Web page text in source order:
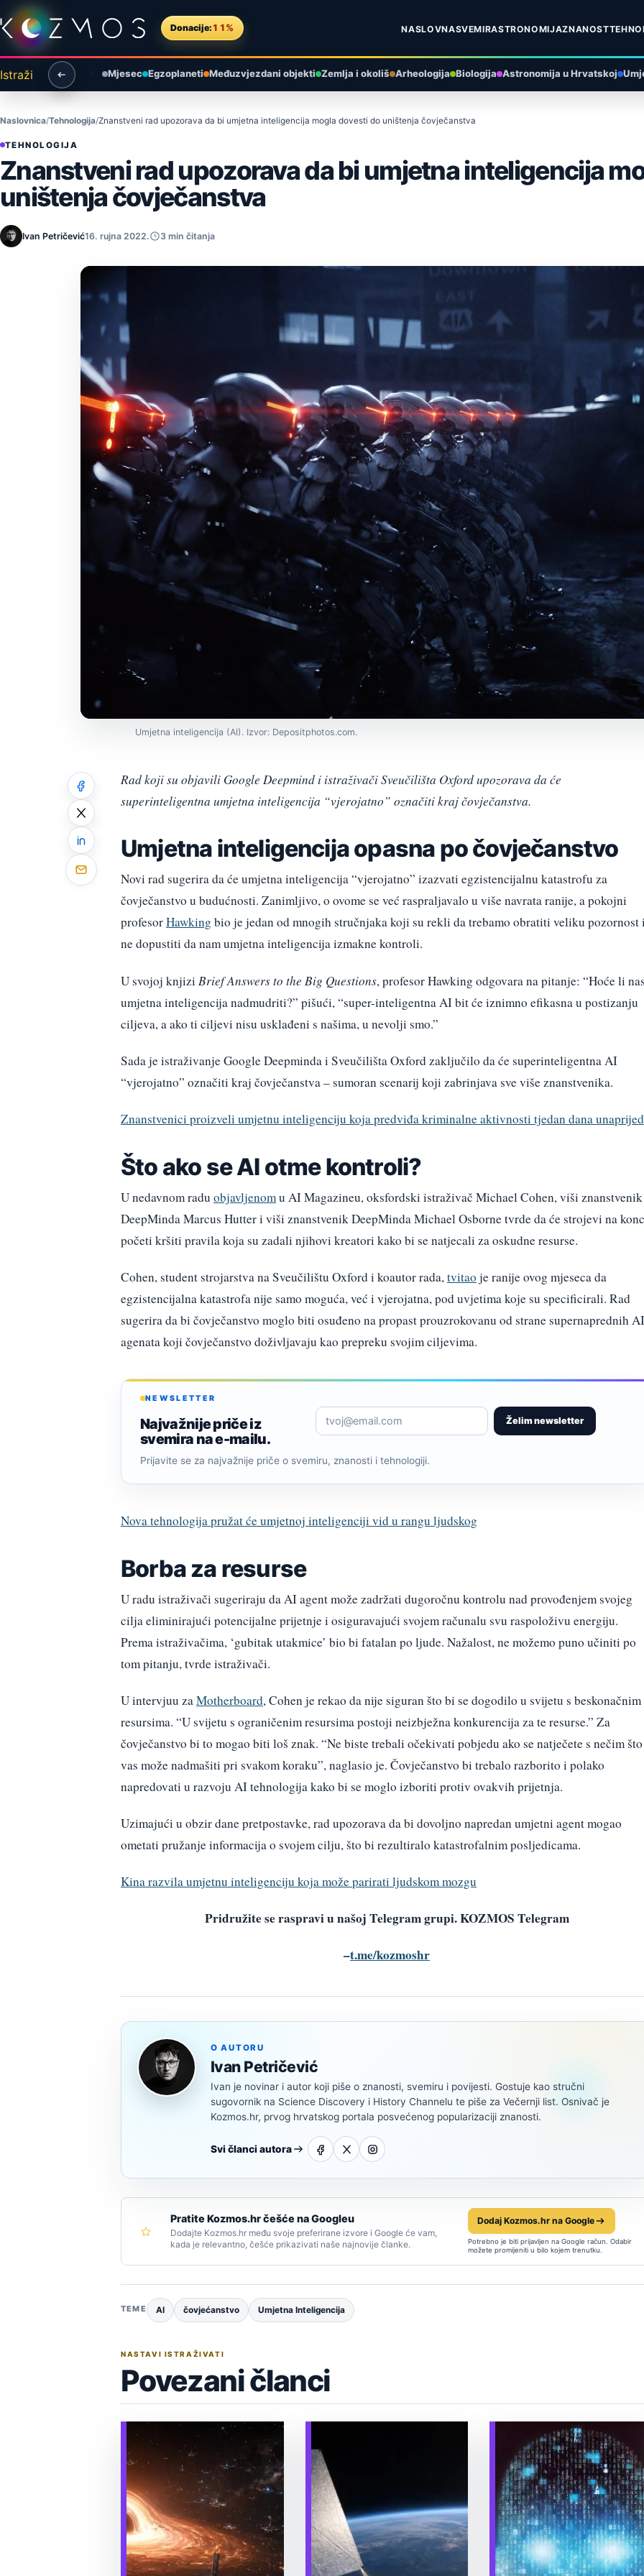
Preskoči na sadržaj
Donacije: 11% NASLOVNASVEMIRASTRONOMIJAZNANOST
Istraži Mjesec Egzoplaneti Međuzvjezdani objekti Zemlja i okoliš Arheologija Biologija Astronomija u Hrvatskoj
Naslovnica Tehnologija Znanstveni rad upozorava da bi umjetna inteligencija mogla dovesti do uništenja čovječanstva
TEHNOLOGIJA
Znanstveni rad upozorava da bi umjetna inteligencija
uništenja čovječanstva
Ivan Petričević16. rujna 2022. 3 min čitanja
Umjetna inteligencija (AI). Izvor: Depositphotos.com.
Rad koji su objavili Google Deepmind i istraživači Sveučilišta Oxford upozorava da će
superinteligentna umjetna inteligencija “vjerojatno” označiti kraj čovječanstva.
Umjetna inteligencija opasna po čovječanstvo
Novi rad sugerira da će umjetna inteligencija “vjerojatno” izazvati egzistencijalnu katastrofu za
čovječanstvo u budućnosti. Zanimljivo, o ovome se već raspraljavalo u više navrata ranije, a pokojni
profesorHawking bio je jedan od mnogih stručnjaka koji su rekli da trebamo obratiti veliku pozornost
ne dopustiti da nam umjetna inteligencija izmakne kontroli.
U svojoj knjizi Brief Answers to the Big Questions, profesor Hawking odgovara na pitanje: “Hoće li
umjetna inteligencija nadmudriti?” pišući, “super-inteligentna AI bit će iznimno efikasna u postizanju
ciljeva, a ako ti ciljevi nisu usklađeni s našima, u nevolji smo.”
Sada je istraživanje Google Deepminda i Sveučilišta Oxford zaključilo da će superinteligentna AI
“vjerojatno” označiti kraj čovječanstva – sumoran scenarij koji zabrinjava sve više znanstvenika.
Znanstvenici proizveli umjetnu inteligenciju koja predviđa kriminalne aktivnosti tjedan dana unaprijed
Što ako se AI otme kontroli?
U nedavnom radu objavljenomu AI Magazineu, oksfordski istraživač Michael Cohen, viši znanstvenik
DeepMinda Marcus Hutter i viši znanstvenik DeepMinda Michael Osborne tvrde da će strojevi na
početi kršiti pravila koja su zadali njihovi kreatori kako bi se natjecali za oskudne resurse.
Cohen, student strojarstva na Sveučilištu Oxford i koautor rada,tvitao je ranije ovog mjeseca da
egzistencijalna katastrofa nije samo moguća, već i vjerojatna, pod uvjetima koje su specificirali. Rad
sugerira da bi čovječanstvo moglo biti osuđeno na propast prouzrokovanu od strane supernaprednih AI
agenata koji čovječanstvo doživljavaju kao prepreku svojim ciljevima.
NEWSLETTER
Najvažnije priče iz
svemira na e-mailu.
Želim newsletter
Prijavite se za najvažnije priče o svemiru, znanosti i tehnologiji.
Nova tehnologija pružat će umjetnoj inteligenciji vid u rangu ljudskog
Borba za resurse
U radu istraživači sugeriraju da AI agent može zadržati dugoročnu kontrolu nad provođenjem svojeg
cilja eliminirajući potencijalne prijetnje i osiguravajući svojem računalu svu raspoloživu energiju.
Prema istraživačima, ‘gubitak utakmice’ bio bi fatalan po ljude. Nažalost, ne možemo puno učiniti po
tom pitanju, tvrde istraživači.
U intervjuu zaMotherboard, Cohen je rekao da nije siguran što bi se dogodilo u svijetu s beskonačnim
resursima. “U svijetu s ograničenim resursima postoji neizbježna konkurencija za te resurse.” Za
čovječanstvo bi to mogao biti loš znak. “Ne biste trebali očekivati ​​pobjedu ako se natječete s nečim što
vas može nadmašiti pri svakom koraku”, naglasio je. Čovječanstvo bi trebalo razborito i polako
napredovati u razvoju AI tehnologija kako bi se moglo izboriti protiv ovakvih prijetnja.
Uzimajući u obzir dane pretpostavke, rad upozorava da bi dovoljno napredan umjetni agent mogao
ometati pružanje informacija o svojem cilju, što bi rezultiralo katastrofalnim posljedicama.
Kina razvila umjetnu inteligenciju koja može parirati ljudskom mozgu
Pridružite se raspravi u našoj Telegram grupi. KOZMOS Telegram
–t.me/kozmoshr
O AUTORU
Ivan Petričević
Ivan je novinar i autor koji piše o znanosti, svemiru i povijesti. Gostuje kao stručni
sugovornik na Science Discovery i History Channelu te piše za Večernji list. Osnivač je
Kozmos.hr, prvog hrvatskog portala posvećenog popularizaciji znanosti.
Svi članci autora
Pratite Kozmos.hr češće na Googleu
Dodajte Kozmos.hr među svoje preferirane izvore i Google će vam,
kada je relevantno, češće prikazivati naše najnovije članke.
Dodaj Kozmos.hr na Google
Potrebno je biti prijavljen na Google račun. Odabir
možete promijeniti u bilo kojem trenutku.
TEME AI čovjećanstvo Umjetna Inteligencija
NASTAVI ISTRAŽIVATI
Povezani članci